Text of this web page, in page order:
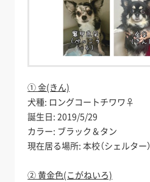
① 金(きん)
犬種: ロングコートチワワ♀
誕生日: 2019/5/29
カラー: ブラック＆タン
現在居る場所: 本校（シェルター）
② 黄金色(こがねいろ)